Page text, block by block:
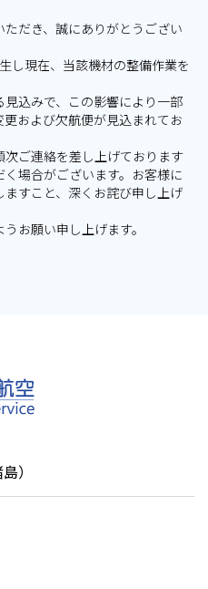
だき、誠にありがとうござい
し現在、当該機材の整備作業を
込みで、この影響により一部
および欠航便が見込まれてお
ご連絡を差し上げております
場合がございます。お客様に
すこと、深くお詫び申し上げ
お願い申し上げます。
）